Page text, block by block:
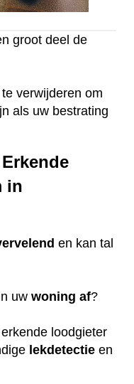
groot deel de
verwijderen om
als uw bestrating
in
en kan tal
uw woning af?
loodgieter
lekdetectie en